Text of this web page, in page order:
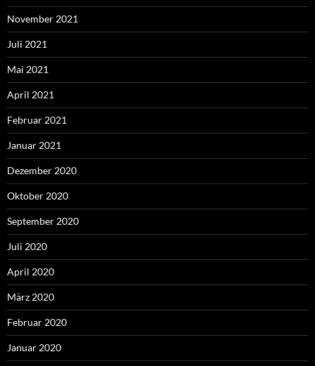
November 2021
Juli 2021
Mai 2021
April 2021
Februar 2021
Januar 2021
Dezember 2020
Oktober 2020
September 2020
Juli 2020
April 2020
März 2020
Februar 2020
Januar 2020